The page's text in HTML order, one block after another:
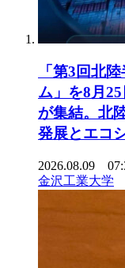
「第3回北
ム」を8月
が集結。北
発展とエコ
2026.08.09
金沢工業大学